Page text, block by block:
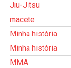
Jiu-Jitsu
macete
Minha história
Minha história
MMA